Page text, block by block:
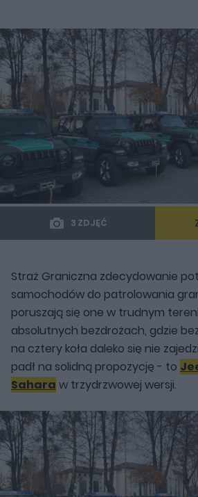
3 ZDJĘĆ
Straż Graniczna zdecydowanie
samochodów do patrolowania
poruszają się one w trudnym
absolutnych bezdrożach, gdzie
na cztery koła daleko się nie
padł na solidną propozycję - to
Sahara w trzydrzwowej wersji.